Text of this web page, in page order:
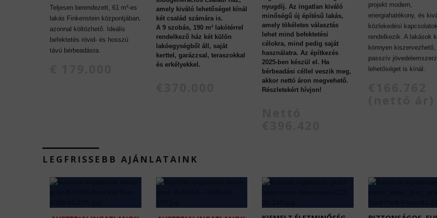
Teljesen berendezett, 61 m²-es
lakás Finkenstein központjában,
azonnal költözhető. Ideális
befektetés rövid- és hosszú
távú bérbeadásra.
amely kiváló lehetőséget kínál
két család számára is.
A 9 szobás, 190 m² lakótérrel
rendelkező ház két külön
lakóegységből áll, saját
kerttel, garázzsal, teraszokkal
és erkélyekkel.
nyugdíj. Az ingatlan kiváló
minőségű új építésű lakás,
amely tökéletes választás
lehet mind befektetési
célokra, mind pedig saját
használatra. Az építkezés
2025-ben készül el. Ha
bérbeadási céllel veszik meg,
akkor nettó áron megvehető.
Részletekért hívjon!
projekt modern,
energiahatékony, és
közlekedési
rendelkezik. A lakások
könnyen
passzív
lehetőséget is kínál.
LEGFRISSEBB AJÁNLATAINK